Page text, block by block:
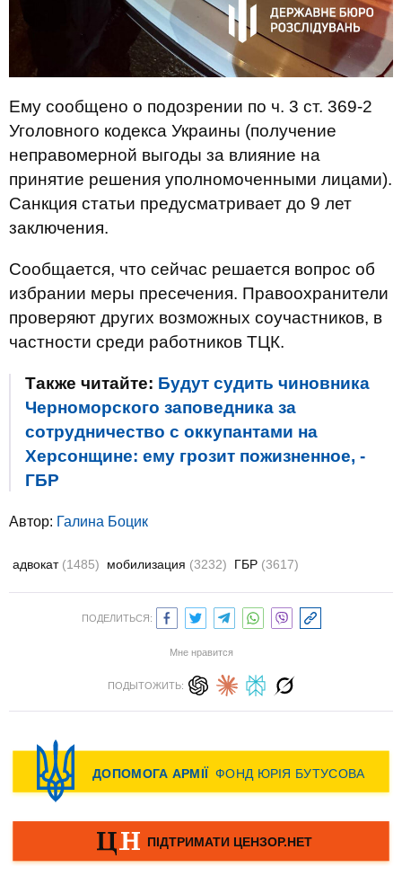
Ему сообщено о подозрении по ч. 3 ст. 369-2
Уголовного кодекса Украины (получение
неправомерной выгоды за влияние на
принятие решения уполномоченными лицами).
Санкция статьи предусматривает до 9 лет
заключения.
Сообщается, что сейчас решается вопрос об
избрании меры пресечения. Правоохранители
проверяют других возможных соучастников, в
частности среди работников ТЦК.
Также читайте: Будут судить чиновника
Черноморского заповедника за
сотрудничество с оккупантами на
Херсонщине: ему грозит пожизненное, -
ГБР
Автор: Галина Боцик
адвокат (1485) мобилизация (3232) ГБР (3617)
ПОДЕЛИТЬСЯ:
Мне нравится
ПОДЫТОЖИТЬ: